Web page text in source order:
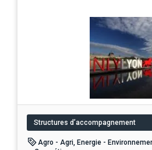
Structures d’accompagnement
Agro - Agri, Energie -